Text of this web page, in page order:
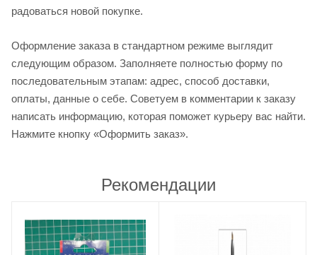
радоваться новой покупке.
Оформление заказа в стандартном режиме выглядит
следующим образом. Заполняете полностью форму по
последовательным этапам: адрес, способ доставки,
оплаты, данные о себе. Советуем в комментарии к заказу
написать информацию, которая поможет курьеру вас найти.
Нажмите кнопку «Оформить заказ».
Рекомендации